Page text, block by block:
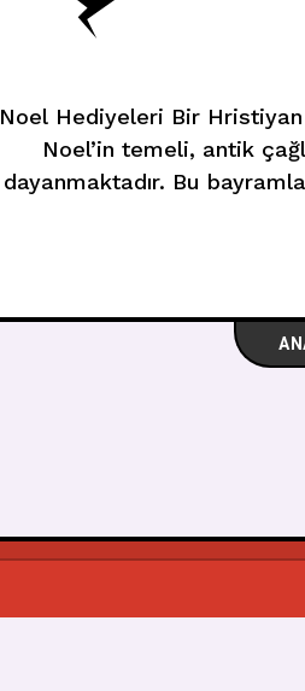
Noel Hediyeleri Bir
Noel’in temeli, antik
dayanmaktadır. Bu
Hristiyan